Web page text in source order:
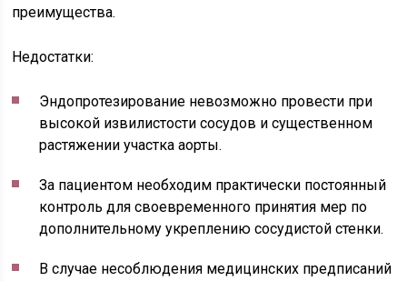
преимущества.
Недостатки:
Эндопротезирование невозможно провести при
высокой извилистости сосудов и существенном
растяжении участка аорты.
За пациентом необходим практически постоянный
контроль для своевременного принятия мер по
дополнительному укреплению сосудистой стенки.
В случае несоблюдения медицинских предписаний